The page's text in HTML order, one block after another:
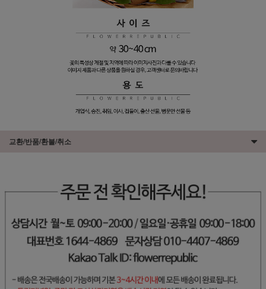
교환/반품/환불/취소